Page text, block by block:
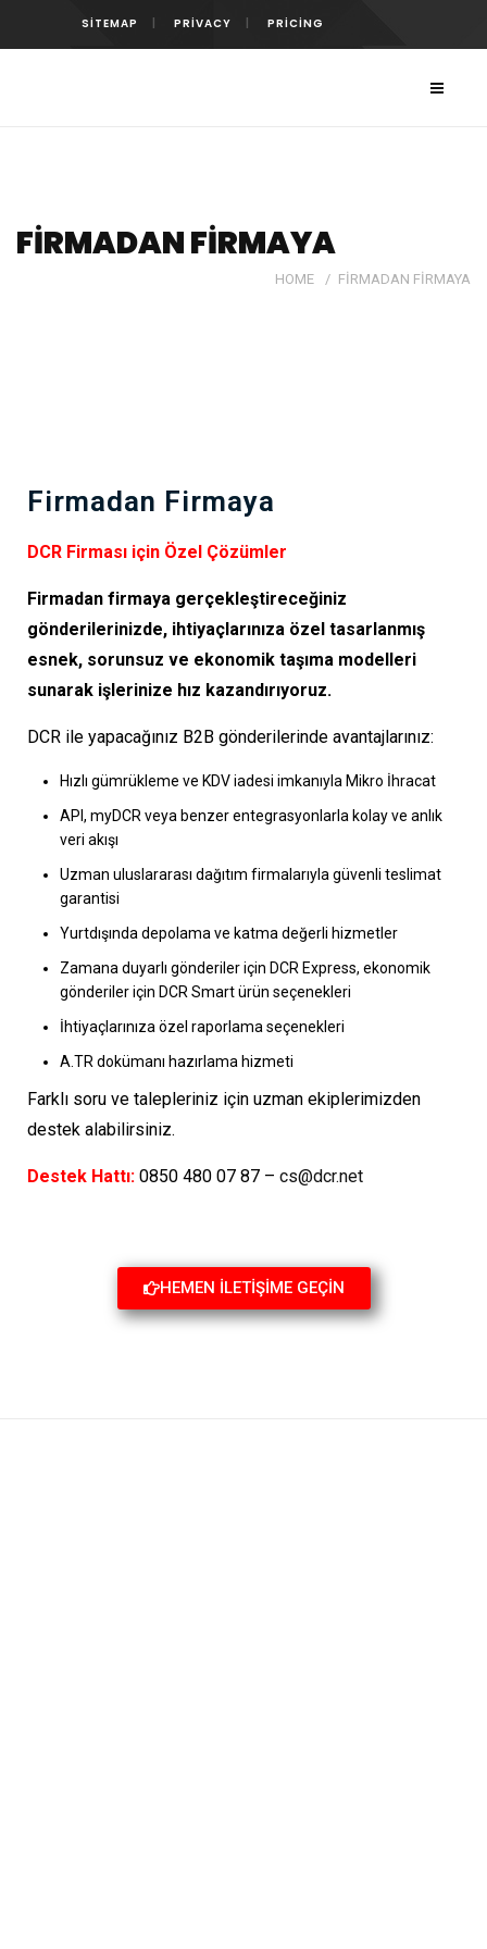
SITEMAP PRIVACY PRICING
FIRMADAN FIRMAYA
HOME / FIRMADAN FIRMAYA
Firmadan Firmaya
DCR Firması için Özel Çözümler
Firmadan firmaya gerçekleştireceğiniz
gönderilerinizde, ihtiyaçlarınıza özel tasarlanmış
esnek, sorunsuz ve ekonomik taşıma modelleri
sunarak işlerinize hız kazandırıyoruz.
DCR ile yapacağınız B2B gönderilerinde avantajlarınız:
Hızlı gümrükleme ve KDV iadesi imkanıyla Mikro İhracat
API, myDCR veya benzer entegrasyonlarla kolay ve anlık
veri akışı
Uzman uluslararası dağıtım firmalarıyla güvenli teslimat
garantisi
Yurtdışında depolama ve katma değerli hizmetler
Zamana duyarlı gönderiler için DCR Express, ekonomik
gönderiler için DCR Smart ürün seçenekleri
İhtiyaçlarınıza özel raporlama seçenekleri
A.TR dokümanı hazırlama hizmeti
Farklı soru ve talepleriniz için uzman ekiplerimizden
destek alabilirsiniz.
Destek Hattı: 0850 480 07 87 – cs@dcr.net
HEMEN İLETİŞİME GEÇİN